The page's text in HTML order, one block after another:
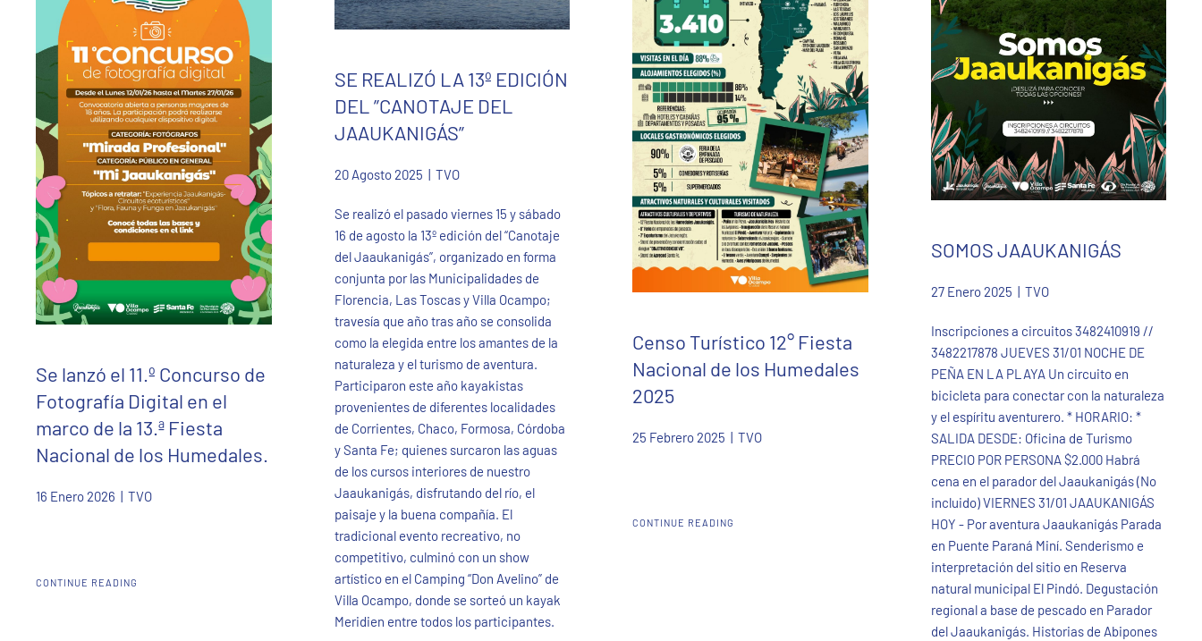
Se lanzó el 11.º Concurso de
Fotografía Digital en el
marco de la 13.ª Fiesta
Nacional de los Humedales.
16 Enero 2026 | TVO
CONTINUE READING
SE REALIZÓ LA 13º EDICIÓN
DEL ”CANOTAJE DEL
JAAUKANIGÁS”
20 Agosto 2025 | TVO
Se realizó el pasado viernes 15 y sábado
16 de agosto la 13º edición del “Canotaje
del Jaaukanigás”, organizado en forma
conjunta por las Municipalidades de
Florencia, Las Toscas y Villa Ocampo;
travesía que año tras año se consolida
como la elegida entre los amantes de la
naturaleza y el turismo de aventura.
Participaron este año kayakistas
provenientes de diferentes localidades
de Corrientes, Chaco, Formosa, Córdoba
y Santa Fe; quienes surcaron las aguas
de los cursos interiores de nuestro
Jaaukanigás, disfrutando del río, el
paisaje y la buena compañía. El
tradicional evento recreativo, no
competitivo, culminó con un show
artístico en el Camping “Don Avelino” de
Villa Ocampo, donde se sorteó un kayak
Meridien entre todos los participantes.
Censo Turístico 12° Fiesta
Nacional de los Humedales
2025
25 Febrero 2025 | TVO
CONTINUE READING
SOMOS JAAUKANIGÁS
27 Enero 2025 | TVO
Inscripciones a circuitos 3482410919 //
3482217878 JUEVES 31/01 NOCHE DE
PEÑA EN LA PLAYA Un circuito en
bicicleta para conectar con la naturaleza
y el espíritu aventurero. * HORARIO: *
SALIDA DESDE: Oficina de Turismo
PRECIO POR PERSONA $2.000 Habrá
cena en el parador del Jaaukanigás (No
incluido) VIERNES 31/01 JAAUKANIGÁS
HOY - Por aventura Jaaukanigás Parada
en Puente Paraná Miní. Senderismo e
interpretación del sitio en Reserva
natural municipal El Pindó. Degustación
regional a base de pescado en Parador
del Jaaukanigás. Historias de Abipones